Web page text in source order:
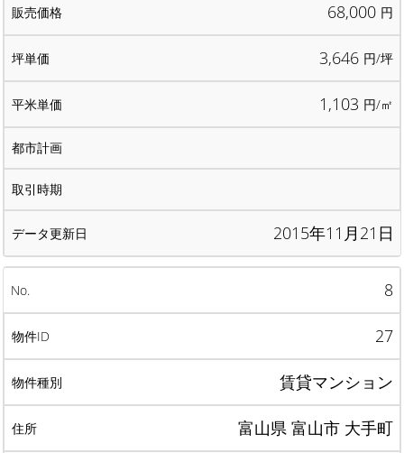
68,000 円
3,646 円/坪
1,103 円/㎡
2015年11月21日
8
27
賃貸マンション
富山県 富山市 大手町